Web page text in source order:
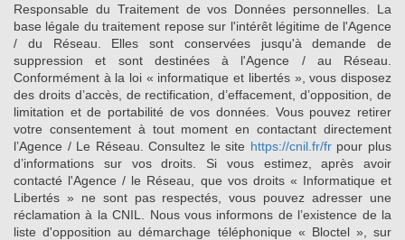
Responsable du Traitement de vos Données personnelles. La
base légale du traitement repose sur l'intérêt légitime de l'Agence
/ du Réseau. Elles sont conservées jusqu'à demande de
suppression et sont destinées à l'Agence / au Réseau.
Conformément à la loi « informatique et libertés », vous disposez
des droits d’accès, de rectification, d’effacement, d’opposition, de
limitation et de portabilité de vos données. Vous pouvez retirer
votre consentement à tout moment en contactant directement
l’Agence / Le Réseau. Consultez le site https://cnil.fr/frpour plus
d’informations sur vos droits. Si vous estimez, après avoir
contacté l'Agence / le Réseau, que vos droits « Informatique et
Libertés » ne sont pas respectés, vous pouvez adresser une
réclamation à la CNIL. Nous vous informons de l’existence de la
liste d'opposition au démarchage téléphonique « Bloctel », sur